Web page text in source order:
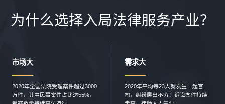
为什么选择入局法律服务产业？
市场大
2020年全国法院受理案件超过3000
万件，其中⺠事案件占⽐达55%，
需求大
2020年平均每23⼈就发⽣⼀起官
司，纠纷层出不穷！诉讼案件持续